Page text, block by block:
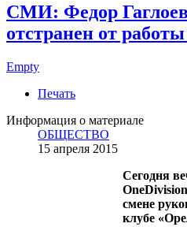
СМИ: Федор
отстранен от
Empty
Печать
Информация о материале
ОБЩЕСТВО
15 апреля 2015
Сегодня
смене
клубе